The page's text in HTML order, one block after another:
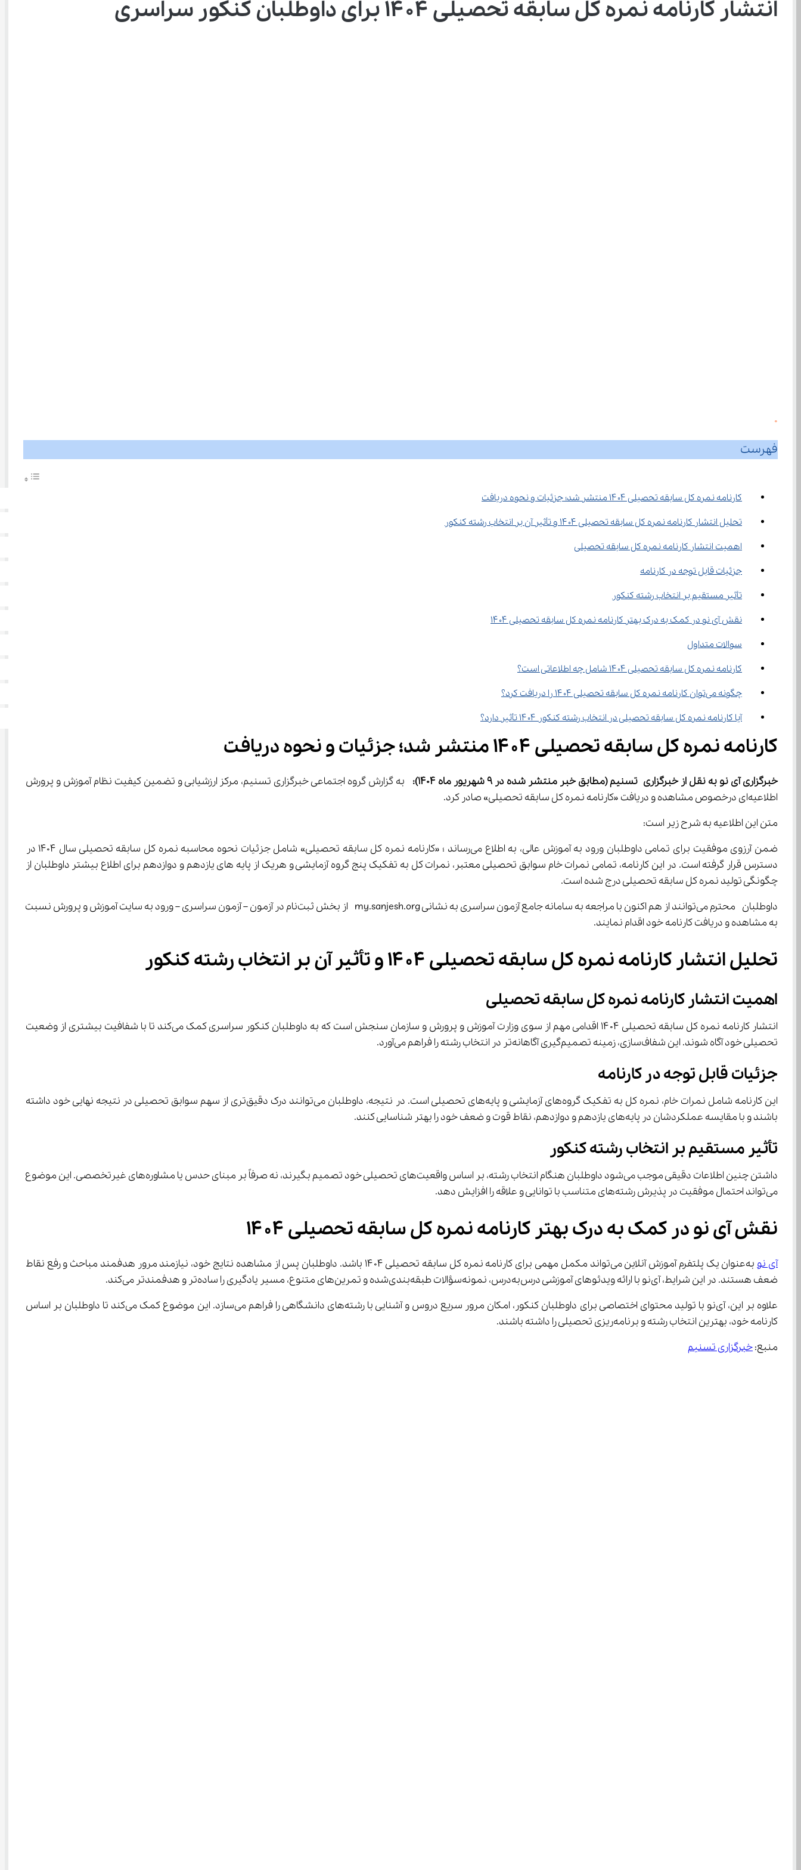
انتشار کارنامه نمره کل سابقه تحصیلی ۱۴۰۴ برای داوطلبان کنکور سراسری
0
فهرست
کارنامه نمره کل سابقه تحصیلی ۱۴۰۴ منتشر شد؛ جزئیات و نحوه دریافت
تحلیل انتشار کارنامه نمره کل سابقه تحصیلی ۱۴۰۴ و تأثیر آن بر انتخاب رشته کنکور
اهمیت انتشار کارنامه نمره کل سابقه تحصیلی
جزئیات قابل توجه در کارنامه
تأثیر مستقیم بر انتخاب رشته کنکور
نقش آی‌ نو در کمک به درک بهتر کارنامه نمره کل سابقه تحصیلی ۱۴۰۴
سوالات متداول
کارنامه نمره کل سابقه تحصیلی ۱۴۰۴ شامل چه اطلاعاتی است؟
چگونه می‌توان کارنامه نمره کل سابقه تحصیلی ۱۴۰۴ را دریافت کرد؟
آیا کارنامه نمره کل سابقه تحصیلی در انتخاب رشته کنکور ۱۴۰۴ تأثیر دارد؟
کارنامه نمره کل سابقه تحصیلی ۱۴۰۴ منتشر شد؛ جزئیات و نحوه دریافت
خبرگزاری آی نو به نقل از خبرگزاری تسنیم (مطابق خبر منتشر شده در 9شهریور ماه 1404) :
به گزارش گروه اجتماعی خبرگزاری تسنیم، مرکز ارزشیابی و تضمین کیفیت نظام آموزش و پرورش
اطلاعیه‌ای درخصوص مشاهده و دریافت «کارنامه نمره کل سابقه تحصیلی» صادر کرد.
متن این اطلاعیه به شرح زیر است:
ضمن آرزوی موفقیت برای تمامی داوطلبان ورود به آموزش عالی، به اطلاع می‌رساند ؛ «کارنامه نمره کل سابقه تحصیلی» شامل جزئیات نحوه محاسبه نمره کل سابقه تحصیلی سال 1404 در
دسترس قرار گرفته است. در این کارنامه، تمامی نمرات خام سوابق تحصیلی معتبر، نمرات کل به تفکیک پنج گروه آزمایشی و هریک از پایه های یازدهم و دوازدهم برای اطلاع بیشتر داوطلبان از
چگونگی تولید نمره کل سابقه تحصیلی درج شده است.
داوطلبان  محترم می‌توانند از هم اکنون با مراجعه به سامانه جامع آزمون سراسری به نشانی my.sanjesh.org  از بخش ثبت‌نام در آزمون – آزمون سراسری – ورود به سایت آموزش و پرورش نسبت
به مشاهده و دریافت کارنامه خود اقدام نمایند.
تحلیل انتشار کارنامه نمره کل سابقه تحصیلی ۱۴۰۴ و تأثیر آن بر انتخاب رشته کنکور
اهمیت انتشار کارنامه نمره کل سابقه تحصیلی
انتشار کارنامه نمره کل سابقه تحصیلی ۱۴۰۴ اقدامی مهم از سوی وزارت آموزش و پرورش و سازمان سنجش است که به داوطلبان کنکور سراسری کمک می‌کند تا با شفافیت بیشتری از وضعیت
تحصیلی خود آگاه شوند. این شفاف‌سازی، زمینه تصمیم‌گیری آگاهانه‌تر در انتخاب رشته را فراهم می‌آورد.
جزئیات قابل توجه در کارنامه
این کارنامه شامل نمرات خام، نمره کل به تفکیک گروه‌های آزمایشی و پایه‌های تحصیلی است. در نتیجه، داوطلبان می‌توانند درک دقیق‌تری از سهم سوابق تحصیلی در نتیجه نهایی خود داشته
باشند و با مقایسه عملکردشان در پایه‌های یازدهم و دوازدهم، نقاط قوت و ضعف خود را بهتر شناسایی کنند.
تأثیر مستقیم بر انتخاب رشته کنکور
داشتن چنین اطلاعات دقیقی موجب می‌شود داوطلبان هنگام انتخاب رشته، بر اساس واقعیت‌های تحصیلی خود تصمیم بگیرند، نه صرفاً بر مبنای حدس یا مشاوره‌های غیرتخصصی. این موضوع
می‌تواند احتمال موفقیت در پذیرش رشته‌های متناسب با توانایی و علاقه را افزایش دهد.
نقش آی‌ نو در کمک به درک بهتر کارنامه نمره کل سابقه تحصیلی ۱۴۰۴
آی نو
به‌عنوان یک پلتفرم آموزش آنلاین می‌تواند مکمل مهمی برای کارنامه نمره کل سابقه تحصیلی ۱۴۰۴ باشد. داوطلبان پس از مشاهده نتایج خود، نیازمند مرور هدفمند مباحث و رفع نقاط
ضعف هستند. در این شرایط، آی‌نو با ارائه ویدئوهای آموزشی درس‌به‌درس، نمونه‌سؤالات طبقه‌بندی‌شده و تمرین‌های متنوع، مسیر یادگیری را ساده‌تر و هدفمندتر می‌کند.
علاوه بر این، آی‌نو با تولید محتوای اختصاصی برای داوطلبان کنکور، امکان مرور سریع دروس و آشنایی با رشته‌های دانشگاهی را فراهم می‌سازد. این موضوع کمک می‌کند تا داوطلبان بر اساس
کارنامه خود، بهترین انتخاب رشته و برنامه‌ریزی تحصیلی را داشته باشند.
منبع: خبرگزاری تسنیم